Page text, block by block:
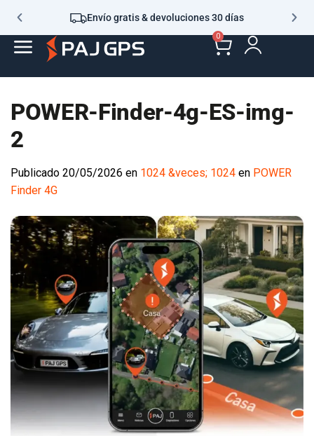
Envío gratis & devoluciones 30 días
0
POWER-Finder-4g-ES-img-
2
Publicado 20/05/2026 en 1024 &veces; 1024 en POWER
Finder 4G